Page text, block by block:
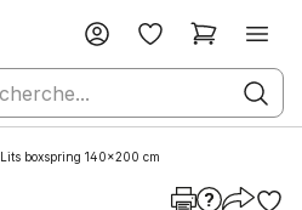
Lits boxspring 140x200 cm